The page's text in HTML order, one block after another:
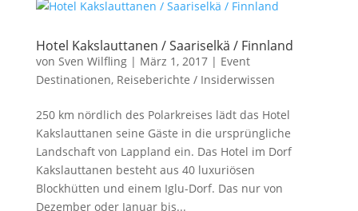
Hotel Kakslauttanen / Saariselkä / Finnland
von Sven Wilfling| März 1, 2017| Event
Destinationen, Reiseberichte / Insiderwissen
250 km nördlich des Polarkreises lädt das Hotel
Kakslauttanen seine Gäste in die ursprüngliche
Landschaft von Lappland ein. Das Hotel im Dorf
Kakslauttanen besteht aus 40 luxuriösen
Blockhütten und einem Iglu-Dorf. Das nur von
Dezember oder Januar bis...